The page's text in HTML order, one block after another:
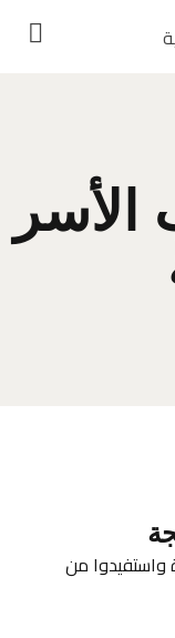
واستفيدوا من